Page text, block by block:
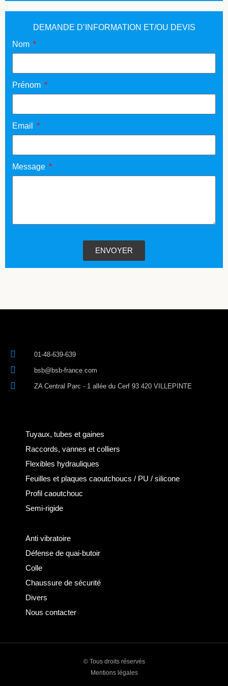
DEMANDE D’INFORMATION ET/OU DEVIS
Nom
Prénom
Email
Message
ENVOYER
01-48-639-639
bsb@bsb-france.com
ZA Central Parc - 1 allée du Cerf 93 420 VILLEPINTE
Tuyaux, tubes et gaines
Raccords, vannes et colliers
Flexibles hydrauliques
Feuilles et plaques caoutchoucs / PU / silicone
Profil caoutchouc
Semi-rigide
Anti vibratoire
Défense de quai-butoir
Colle
Chaussure de sécurité
Divers
Nous contacter
© Tous droits réservés
Mentions légales